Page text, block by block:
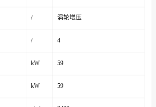
/ 涡轮增压
/ 4
kW 59
kW 59